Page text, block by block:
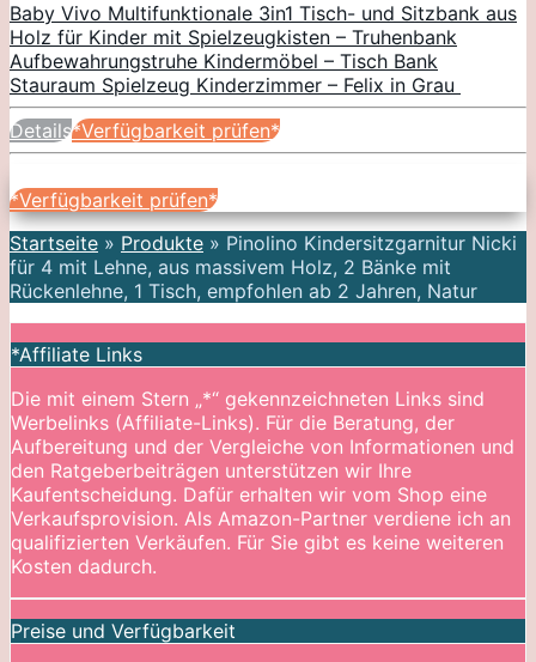
Baby Vivo Multifunktionale 3in1 Tisch- und Sitzbank aus
Holz für Kinder mit Spielzeugkisten – Truhenbank
Aufbewahrungstruhe Kindermöbel – Tisch Bank
Stauraum Spielzeug Kinderzimmer – Felix in Grau
Details*Verfügbarkeit prüfen*
*Verfügbarkeit prüfen*
Startseite » Produkte » Pinolino Kindersitzgarnitur Nicki
für 4 mit Lehne, aus massivem Holz, 2 Bänke mit
Rückenlehne, 1 Tisch, empfohlen ab 2 Jahren, Natur
*Affiliate Links
Die mit einem Stern „*“ gekennzeichneten Links sind
Werbelinks (Affiliate-Links). Für die Beratung, der
Aufbereitung und der Vergleiche von Informationen und
den Ratgeberbeiträgen unterstützen wir Ihre
Kaufentscheidung. Dafür erhalten wir vom Shop eine
Verkaufsprovision. Als Amazon-Partner verdiene ich an
qualifizierten Verkäufen. Für Sie gibt es keine weiteren
Kosten dadurch.
Preise und Verfügbarkeit